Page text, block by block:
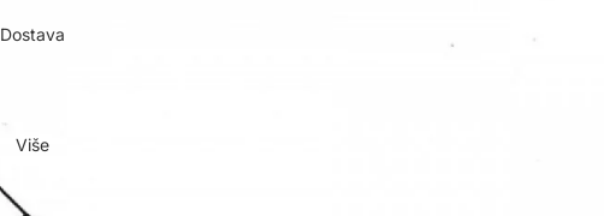
Dostava
Više